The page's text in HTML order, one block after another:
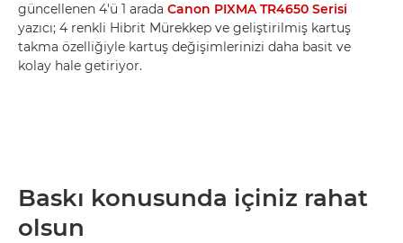
güncellenen 4'ü 1 arada Canon PIXMA TR4650 Serisi
yazıcı; 4 renkli Hibrit Mürekkep ve geliştirilmiş kartuş
takma özelliğiyle kartuş değişimlerinizi daha basit ve
kolay hale getiriyor.
Baskı konusunda içiniz rahat
olsun